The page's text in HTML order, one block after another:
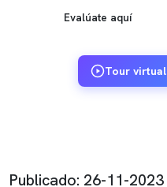
Evalúate aquí
Tour virtual
Publicado: 26-11-2023